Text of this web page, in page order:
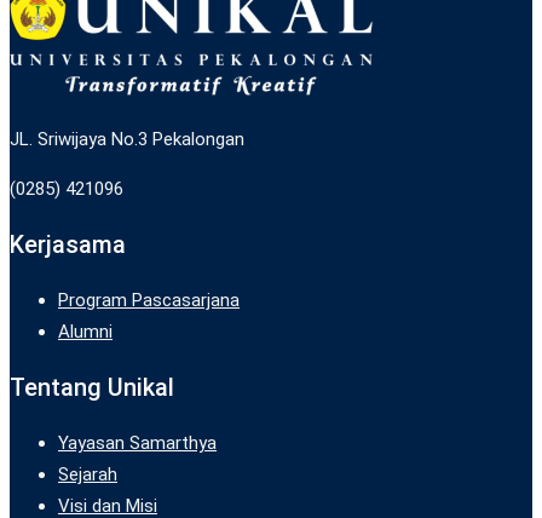
JL. Sriwijaya No.3 Pekalongan
(0285) 421096
Kerjasama
Program Pascasarjana
Alumni
Tentang Unikal
Yayasan Samarthya
Sejarah
Visi dan Misi